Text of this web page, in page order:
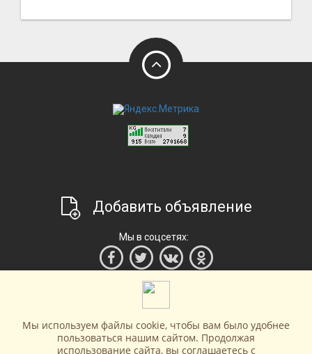
Добавить объявление
Мы в соцсетях:
Мы используем файлы cookie, чтобы вам было удобнее
пользоваться нашим сайтом. Продолжая
использование сайта, вы соглашаетесь c